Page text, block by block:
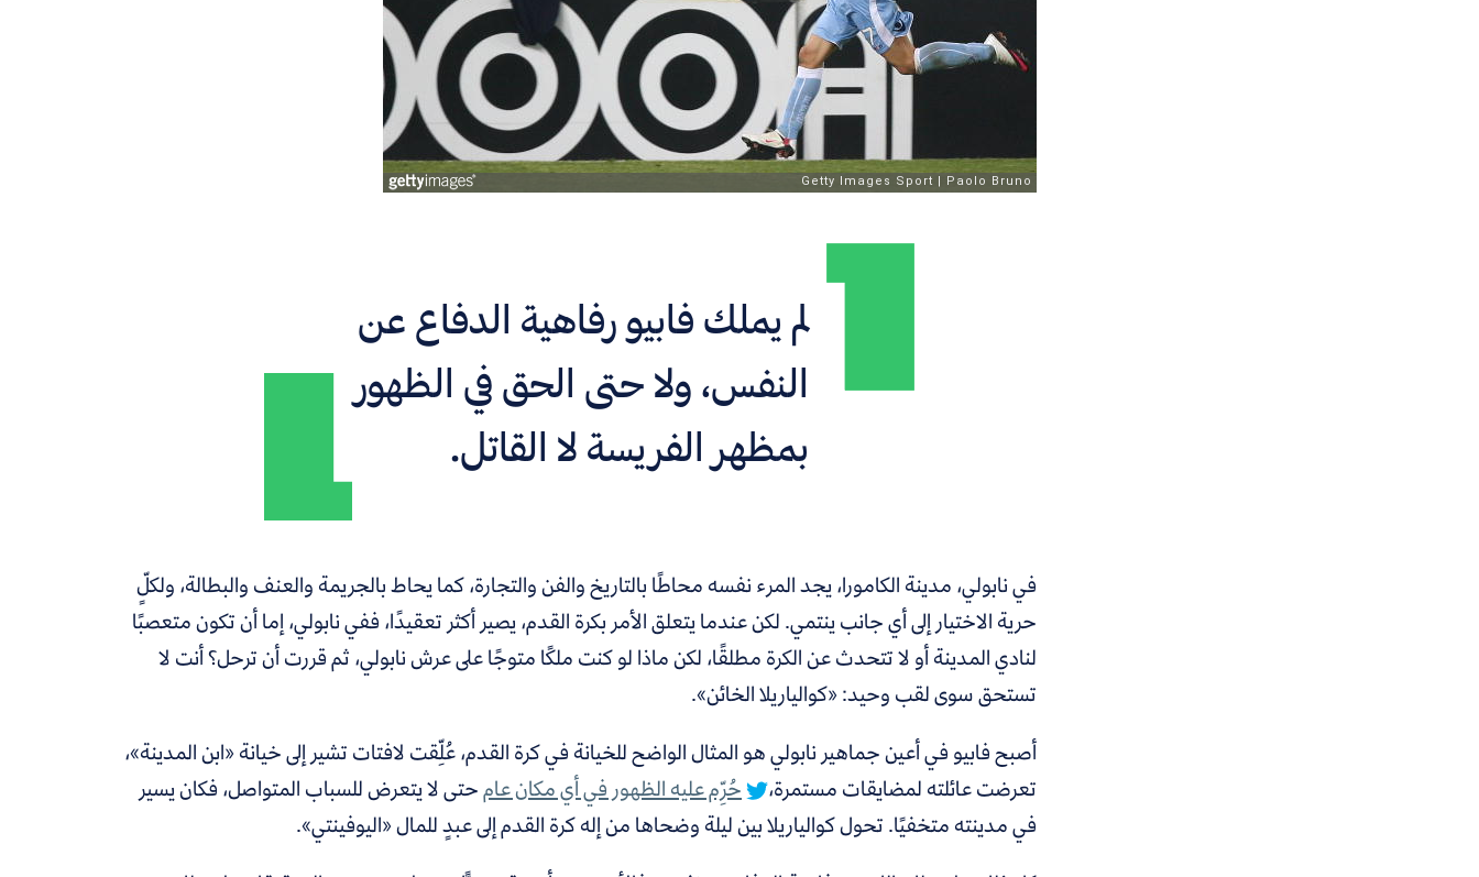
لم يملك فابيو رفاهية الدفاع عن
النفس، ولا حتى الحق في الظهور
بمظهر الفريسة لا القاتل.
في نابولي، مدينة الكامورا، يجد المرء نفسه محاطًا بالتاريخ والفن والتجارة، كما يحاط بالجريمة والعنف والبطالة، ولكلٍّ
حرية الاختيار إلى أي جانب ينتمي. لكن عندما يتعلق الأمر بكرة القدم، يصير أكثر تعقيدًا، ففي نابولي، إما أن تكون متعصبًا
لنادي المدينة أو لا تتحدث عن الكرة مطلقًا، لكن ماذا لو كنت ملكًا متوجًا على عرش نابولي، ثم قررت أن ترحل؟ أنت لا
تستحق سوى لقب وحيد: «كوالياريلا الخائن».
أصبح فابيو في أعين جماهير نابولي هو المثال الواضح للخيانة في كرة القدم، عُلِّقت لافتات تشير إلى خيانة «ابن المدينة»،
تعرضت عائلته لمضايقات مستمرة،
حُرِّم عليه الظهور في أي مكان عامحتى لا يتعرض للسباب المتواصل، فكان يسير
في مدينته متخفيًا.تحول كوالياريلا بين ليلة وضحاها من إله كرة القدم إلى عبدٍ للمال «اليوفينتي».